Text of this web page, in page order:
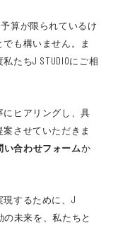
算が限られているけ
も構いません。ま
たちJ STUDIOにご相
ヒアリングし、具
させていただきま
い合わせフォームか
するために、J
の未来を、私たちと